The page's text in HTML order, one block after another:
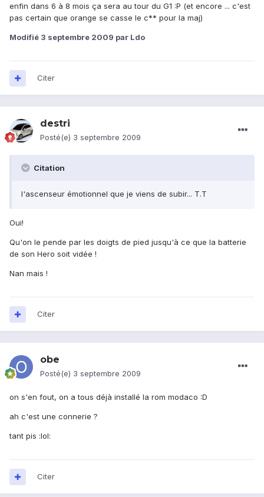
enfin dans 6 à 8 mois ça sera au tour du G1 :P (et encore ... c'est
pas certain que orange se casse le c** pour la maj)
Modifié 3 septembre 2009 par Ldo
Citer
destri
Posté(e) 3 septembre 2009
Citation
l'ascenseur émotionnel que je viens de subir... T.T
Oui!
Qu'on le pende par les doigts de pied jusqu'à ce que la batterie
de son Hero soit vidée !
Nan mais !
Citer
obe
Posté(e) 3 septembre 2009
on s'en fout, on a tous déjà installé la rom modaco :D
ah c'est une connerie ?
tant pis :lol:
Citer